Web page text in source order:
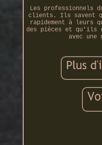
Les professionnels
clients. Ils savent
rapidement à leurs
des pièces et qu'ils
avec une